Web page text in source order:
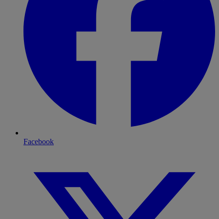
Facebook